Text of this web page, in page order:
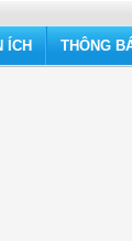
ÍCH THÔNG